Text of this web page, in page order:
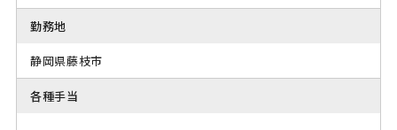
勤務地
静岡県藤枝市
各種手当